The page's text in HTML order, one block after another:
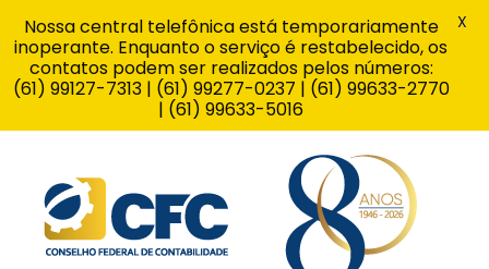
Nossa central telefônica está temporariamente
inoperante. Enquanto o serviço é restabelecido, os
contatos podem ser realizados pelos números:
(61) 99127-7313 | (61) 99277-0237 | (61) 99633-2770
| (61) 99633-5016
X